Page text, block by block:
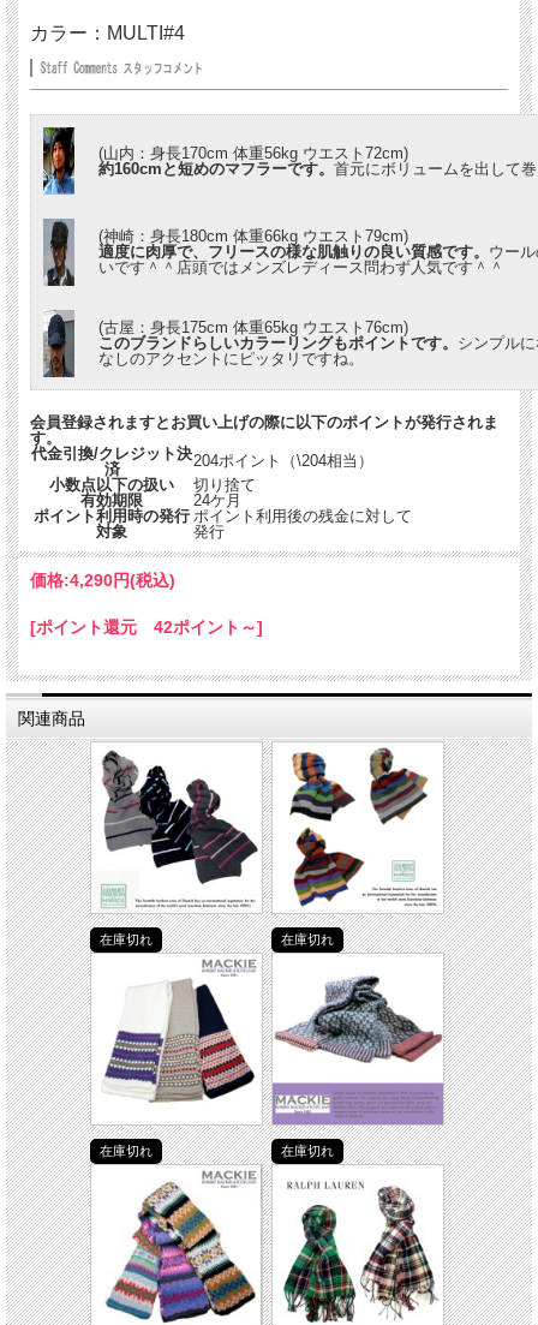
カラー：MULTI#4
(山内：身長170cm 体重56kg ウエスト72cm)
約160cmと短めのマフラーです。 首元にボリュームを出して
(神崎：身長180cm 体重66kg ウエスト79cm)
適度に肉厚で、フリースの様な肌触りの良い質感です。 ウー
いです＾＾店頭ではメンズレディース問わず人気です＾＾
(古屋：身長175cm 体重65kg ウエスト76cm)
このブランドらしいカラーリングもポイントです。 シンプル
なしのアクセントにピッタリですね。
会員登録されますとお買い上げの際に以下のポイントが発行されま
す。
代金引換/クレジット決
済
204ポイント（\204相当）
小数点以下の扱い
切り捨て
有効期限
24ケ月
ポイント利用時の発行
対象
ポイント利用後の残金に対して
発行
価格:4,290円(税込)
[ポイント還元 42ポイント～]
関連商品
在庫切れ 在庫切れ
在庫切れ 在庫切れ